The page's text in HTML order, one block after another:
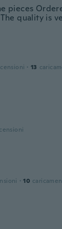
pieces
quality is
· 13
· 10